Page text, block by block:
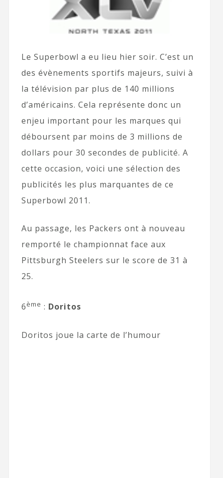
Le Superbowl a eu lieu hier soir. C’est un
des évènements sportifs majeurs, suivi à
la télévision par plus de 140 millions
d’américains. Cela représente donc un
enjeu important pour les marques qui
déboursent par moins de 3 millions de
dollars pour 30 secondes de publicité. A
cette occasion, voici une sélection des
publicités les plus marquantes de ce
Superbowl 2011.
Au passage, les Packers ont à nouveau
remporté le championnat face aux
Pittsburgh Steelers sur le score de 31 à
25.
6ème : Doritos
Doritos joue la carte de l’humour